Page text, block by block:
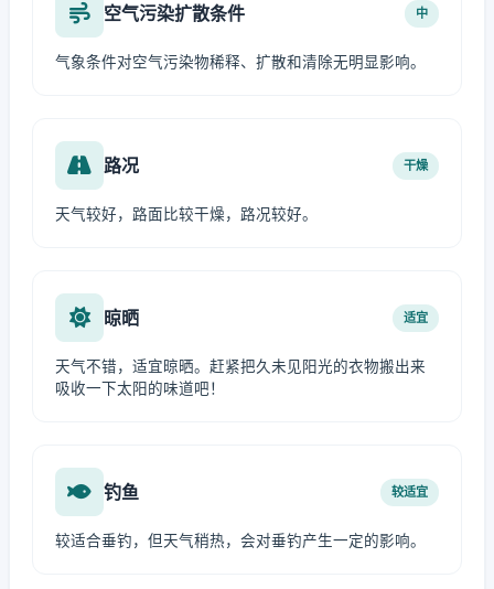
空气污染扩散条件 中
气象条件对空气污染物稀释、扩散和清除无明显影响。
路况 干燥
天气较好，路面比较干燥，路况较好。
晾晒 适宜
天气不错，适宜晾晒。赶紧把久未见阳光的衣物搬出来
吸收一下太阳的味道吧！
钓鱼 较适宜
较适合垂钓，但天气稍热，会对垂钓产生一定的影响。